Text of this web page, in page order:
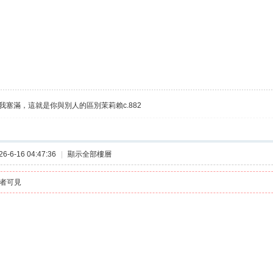
塞滿，這就是你與別人的區別茉莉賴c.882
6-16 04:47:36 顯示全部樓層
可見